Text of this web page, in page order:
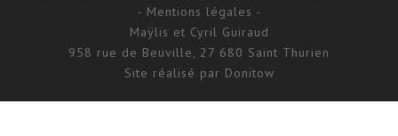
- Mentions légales -
Maÿlis et Cyril Guiraud
958 rue de Beuville, 27 680 Saint Thurien
Site réalisé par Donitow